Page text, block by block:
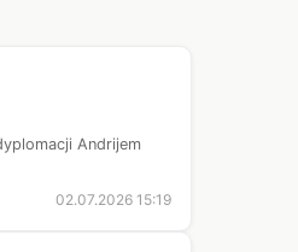
Andrijem
02.07.2026 15:19